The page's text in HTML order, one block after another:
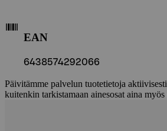
EAN
6438574292066
Päivitämme palvelun tuotetietoja
kuitenkin tarkistamaan ainesosat aina